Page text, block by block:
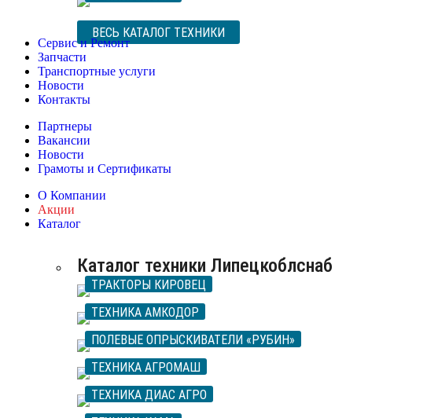
ВЕСЬ КАТАЛОГ ТЕХНИКИ
Сервис и Ремонт
Запчасти
Транспортные услуги
Новости
Контакты
Партнеры
Вакансии
Новости
Грамоты и Сертификаты
О Компании
Акции
Каталог
Каталог техники Липецкоблснаб
ТРАКТОРЫ КИРОВЕЦ
ТЕХНИКА АМКОДОР
ПОЛЕВЫЕ ОПРЫСКИВАТЕЛИ «РУБИН»
ТЕХНИКА АГРОМАШ
ТЕХНИКА ДИАС АГРО